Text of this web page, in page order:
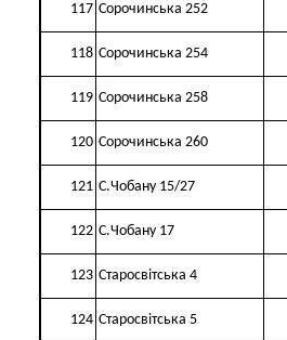
117 Сорочинська 252
118 Сорочинська 254
119 Сорочинська 258
120 Сорочинська 260
121 С.Чобану 15/27
122 С.Чобану 17
123 Старосвітська 4
124 Старосвітська 5